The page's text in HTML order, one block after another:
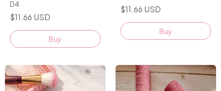
D4
$11.66 USD
$11.66 USD